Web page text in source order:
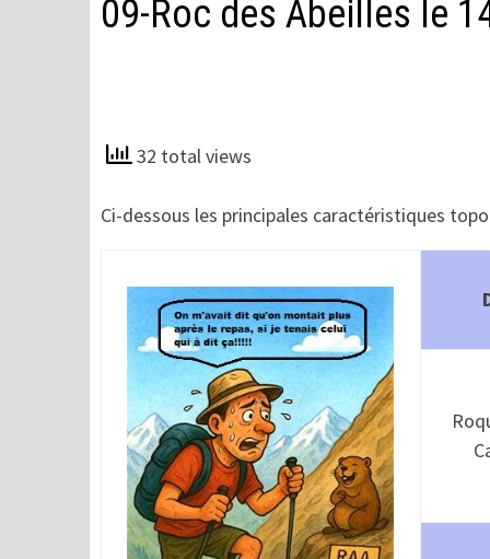
09-Roc des Abeilles le
32 total views
Ci-dessous les principales caractéristiques